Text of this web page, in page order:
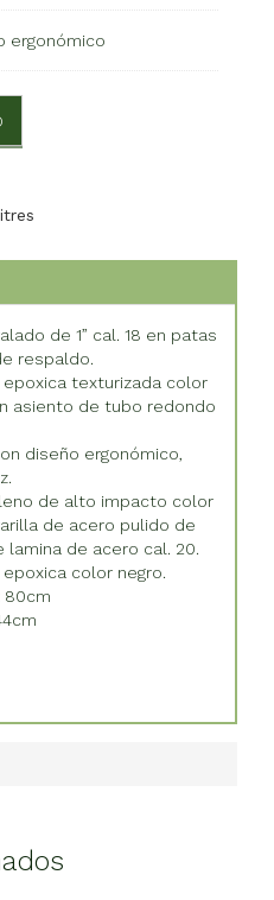
ergonómico
de 1” cal. 18 en patas
respaldo.
epoxica texturizada color
asiento de tubo redondo
diseño ergonómico,
de alto impacto color
de acero pulido de
lamina de acero cal. 20.
color negro.
80cm